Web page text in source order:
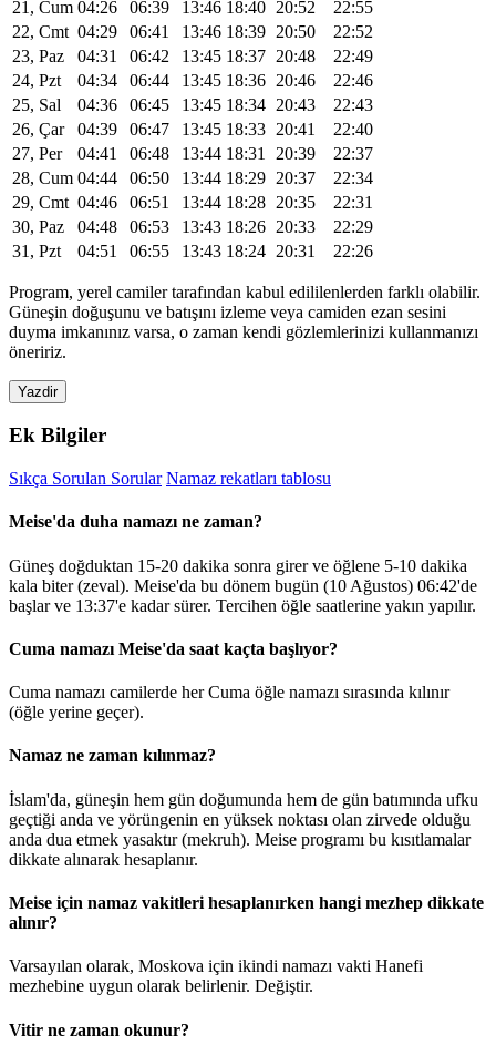
21, Cum 04:26 06:39 13:46 18:40 20:52
22:55
22, Cmt 04:29 06:41 13:46 18:39 20:50
22:52
23, Paz
04:31 06:42 13:45 18:37 20:48
22:49
24, Pzt
04:34 06:44 13:45 18:36 20:46
22:46
25, Sal
04:36 06:45 13:45 18:34 20:43
22:43
26, Çar
04:39 06:47 13:45 18:33 20:41
22:40
27, Per
04:41 06:48 13:44 18:31 20:39
22:37
28, Cum 04:44 06:50 13:44 18:29 20:37
22:34
29, Cmt 04:46 06:51 13:44 18:28 20:35
22:31
30, Paz
04:48 06:53 13:43 18:26 20:33
22:29
31, Pzt
04:51 06:55 13:43 18:24 20:31 22:26
Program, yerel camiler tarafından kabul edililenlerden farklı olabilir.
Güneşin doğuşunu ve batışını izleme veya camiden ezan sesini
duyma imkanınız varsa, o zaman kendi gözlemlerinizi kullanmanızı
öneririz.
Yazdir
Ek Bilgiler
Sıkça Sorulan Sorular Namaz rekatları tablosu
Meise'da duha namazı ne zaman?
Güneş doğduktan 15-20 dakika sonra girer ve öğlene 5-10 dakika
kala biter (zeval). Meise'da bu dönem bugün (10 Ağustos) 06:42'de
başlar ve 13:37'e kadar sürer. Tercihen öğle saatlerine yakın yapılır.
Cuma namazı Meise'da saat kaçta başlıyor?
Cuma namazı camilerde her Cuma öğle namazı sırasında kılınır
(öğle yerine geçer).
Namaz ne zaman kılınmaz?
İslam'da, güneşin hem gün doğumunda hem de gün batımında ufku
geçtiği anda ve yörüngenin en yüksek noktası olan zirvede olduğu
anda dua etmek yasaktır (mekruh). Meise programı bu kısıtlamalar
dikkate alınarak hesaplanır.
Meise için namaz vakitleri hesaplanırken hangi mezhep dikkate
alınır?
Varsayılan olarak, Moskova için ikindi namazı vakti Hanefi
mezhebine uygun olarak belirlenir. Değiştir.
Vitir ne zaman okunur?